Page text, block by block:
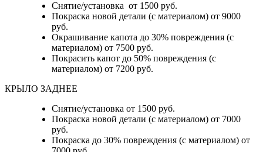
Снятие/установка от 1500 руб.
Покраска новой детали (с материалом) от 9000
руб.
Окрашивание капота до 30% повреждения (с
материалом) от 7500 руб.
Покрасить капот до 50% повреждения (с
материалом) от 7200 руб.
КРЫЛО ЗАДНЕЕ
Снятие/установка от 1500 руб.
Покраска новой детали (с материалом) от 7000
руб.
Покраска до 30% повреждения (с материалом) от